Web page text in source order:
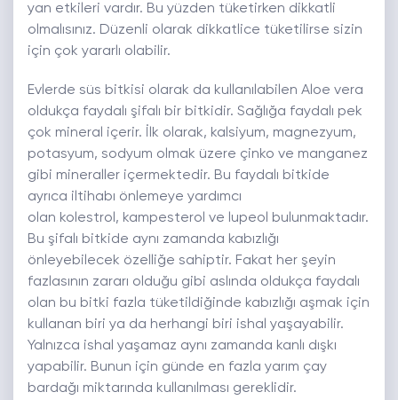
yan etkileri vardır. Bu yüzden tüketirken dikkatli
olmalısınız. Düzenli olarak dikkatlice tüketilirse sizin
için çok yararlı olabilir.
Evlerde süs bitkisi olarak da kullanılabilen Aloe vera
oldukça faydalı şifalı bir bitkidir. Sağlığa faydalı pek
çok mineral içerir. İlk olarak, kalsiyum, magnezyum,
potasyum, sodyum olmak üzere çinko ve manganez
gibi mineraller içermektedir. Bu faydalı bitkide
ayrıca iltihabı önlemeye yardımcı
olan kolestrol, kampesterol ve lupeol bulunmaktadır.
Bu şifalı bitkide aynı zamanda kabızlığı
önleyebilecek özelliğe sahiptir. Fakat her şeyin
fazlasının zararı olduğu gibi aslında oldukça faydalı
olan bu bitki fazla tüketildiğinde kabızlığı aşmak için
kullanan biri ya da herhangi biri ishal yaşayabilir.
Yalnızca ishal yaşamaz aynı zamanda kanlı dışkı
yapabilir. Bunun için günde en fazla yarım çay
bardağı miktarında kullanılması gereklidir.